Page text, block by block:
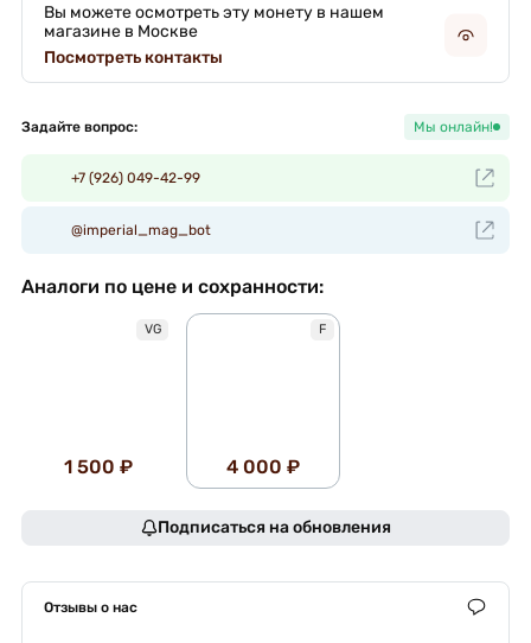
Вы можете осмотреть эту монету в нашем
магазине в Москве
Посмотреть контакты
Задайте вопрос: Мы онлайн!
+7 (926) 049-42-99
@imperial_mag_bot
Аналоги по цене и сохранности:
VG
1 500 ₽
F
4 000 ₽
Подписаться на обновления
Отзывы о нас